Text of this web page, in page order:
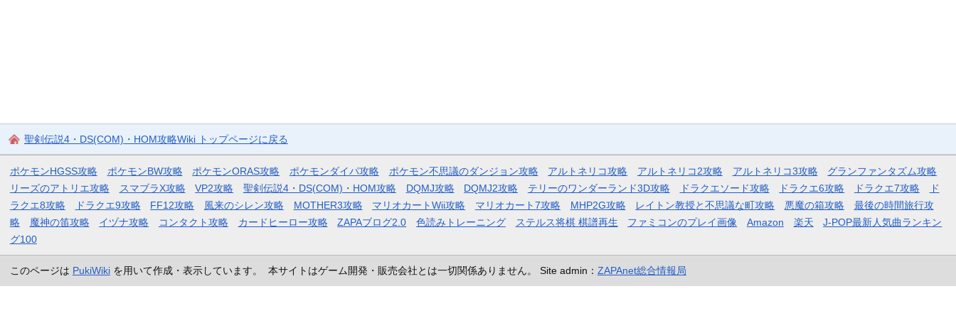
聖剣伝説4・DS(COM)・HOM攻略Wiki トップページに戻る
ポケモンHGSS攻略 ポケモンBW攻略 ポケモンORAS攻略 ポケモンダイパ攻略 ポケモン不思議のダンジョン攻略 アルトネリコ攻略 アルトネリコ2攻略 アルトネリコ3攻略
グランファンタズム攻略
リーズのアトリエ攻略
スマブラX攻略 VP2攻略 聖剣伝説4・DS(COM)・HOM攻略 DQMJ攻略 DQMJ2攻略 テリーのワンダーランド3D攻略 ドラクエソード攻略 ドラクエ6攻略 ドラクエ7攻略
ド
ラクエ8攻略
ドラクエ9攻略 FF12攻略 風来のシレン攻略 MOTHER3攻略 マリオカートWii攻略 マリオカート7攻略 MHP2G攻略 レイトン教授と不思議な町攻略 悪魔の箱攻略
最後の時間旅行攻
略
魔神の笛攻略 イヅナ攻略 コンタクト攻略 カードヒーロー攻略 ZAPAブログ2.0 色読みトレーニング ステルス将棋 棋譜再生 ファミコンのプレイ画像 Amazon 楽天
J-POP最新人気曲ランキン
グ100
このページは PukiWikiを用いて作成・表示しています。 本サイトはゲーム開発・販売会社とは一切関係ありません。 Site admin： ZAPAnet総合情報局